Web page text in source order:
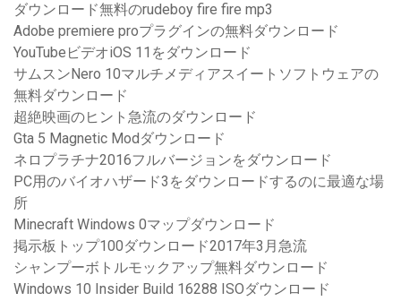
ダウンロード無料のrudeboy fire fire mp3
Adobe premiere proプラグインの無料ダウンロード
YouTubeビデオiOS 11をダウンロード
サムスンNero 10マルチメディアスイートソフトウェアの
無料ダウンロード
超絶映画のヒント急流のダウンロード
Gta 5 Magnetic Modダウンロード
ネロプラチナ2016フルバージョンをダウンロード
PC用のバイオハザード3をダウンロードするのに最適な場
所
Minecraft Windows 0マップダウンロード
掲示板トップ100ダウンロード2017年3月急流
シャンプーボトルモックアップ無料ダウンロード
Windows 10 Insider Build 16288 ISOダウンロード